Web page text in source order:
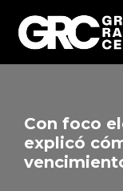
Saltar
al
Con foco
explicó